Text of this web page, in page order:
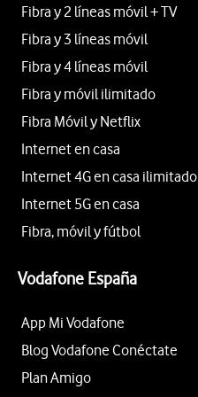
Fibra y 2 líneas móvil + TV
Fibra y 3 líneas móvil
Fibra y 4 líneas móvil
Fibra y móvil ilimitado
Fibra Móvil y Netflix
Internet en casa
Internet 4G en casa ilimitado
Internet 5G en casa
Fibra, móvil y fútbol
Vodafone España
App Mi Vodafone
Blog Vodafone Conéctate
Plan Amigo